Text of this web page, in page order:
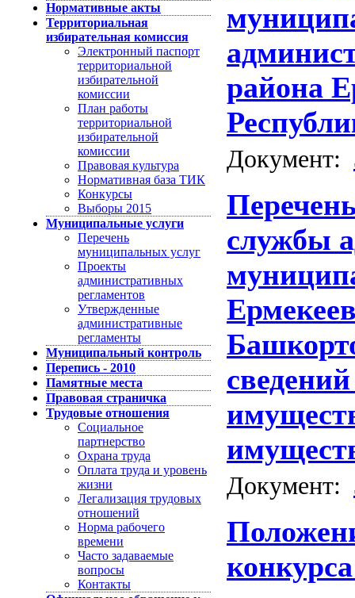
Нормативные акты
Территориальная
избирательная комиссия
Электронный паспорт
территориальной
избирательной
комиссии
План работы
территориальной
избирательной
комиссии
Правовая культура
Нормативная база ТИК
Конкурсы
Выборы 2015
Муниципальные услуги
Перечень
муниципальных услуг
Проекты
административных
регламентов
Утвержденные
административные
регламенты
Муниципальный контроль
Перепись - 2010
Памятные места
Правовая страничка
Трудовые отношения
Социальное
партнерство
Охрана труда
Оплата труда и уровень
жизни
Легализация трудовых
отношений
Норма рабочего
времени
Часто задаваемые
вопросы
Контакты
района
Документ:
службы
Документ: